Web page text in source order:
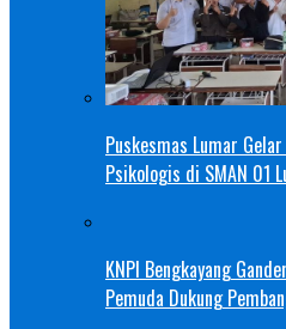
Puskesmas Lumar
Psikologis di SMAN 01
KNPI Bengkayang
Pemuda Dukung